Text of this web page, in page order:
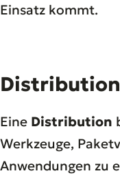
Einsatz kommt.
Eine Distribution
Werkzeuge,
Anwendungen zu